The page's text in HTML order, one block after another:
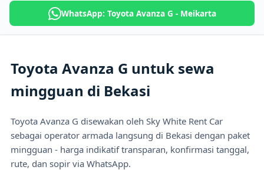
WhatsApp: Toyota Avanza G - Meikarta
Toyota Avanza G untuk sewa
mingguan di Bekasi
Toyota Avanza G disewakan oleh Sky White Rent Car
sebagai operator armada langsung di Bekasi dengan paket
mingguan - harga indikatif transparan, konfirmasi tanggal,
rute, dan sopir via WhatsApp.